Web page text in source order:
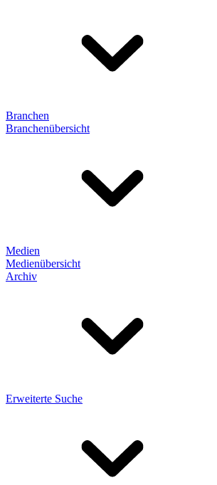
Branchen
Branchenübersicht
Medien
Medienübersicht
Archiv
Erweiterte Suche